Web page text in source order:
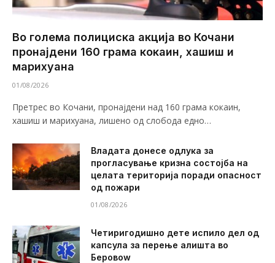
Во голема полициска акција во Кочани
пронајдени 160 грама кокаин, хашиш и
марихуана
01/08/2026
Претрес во Кочани, пронајдени над 160 грама кокаин,
хашиш и марихуана, лишено од слобода едно…
Владата донесе одлука за
прогласување кризна состојба на
целата територија поради опасност
од пожари
01/08/2026
Четиригодишно дете испило дел од
капсула за перење алишта во
Беровоw